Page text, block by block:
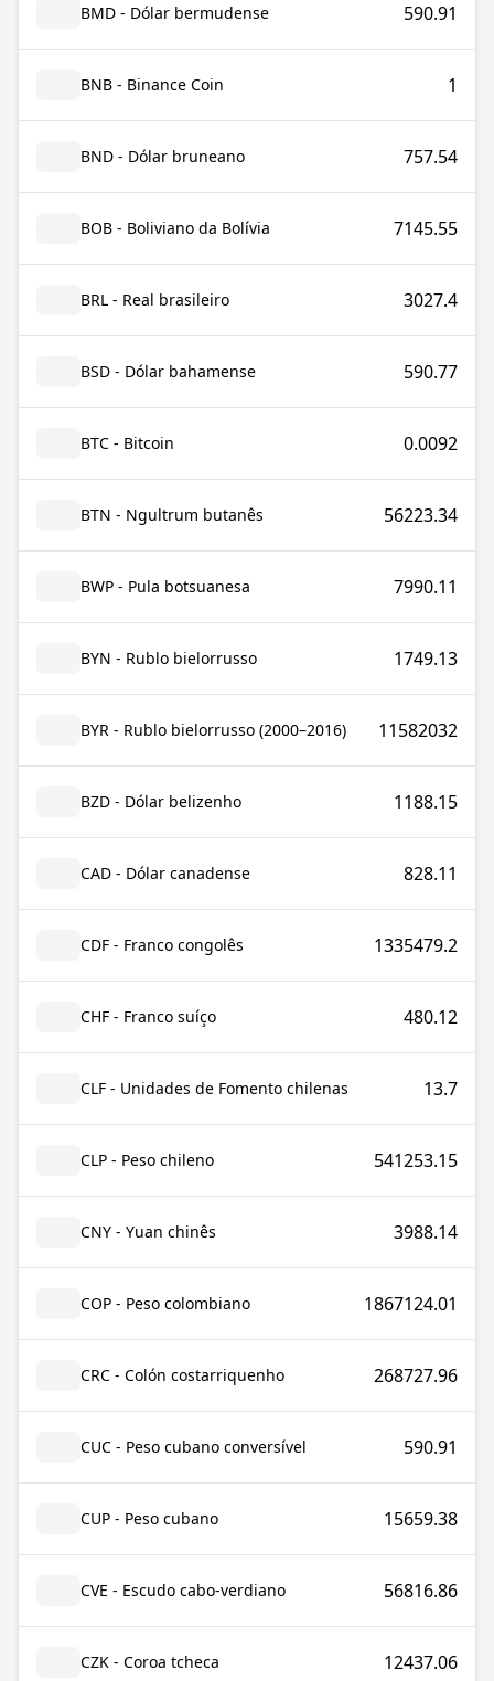
BMD - Dólar bermudense 590.91
BNB - Binance Coin 1
BND - Dólar bruneano 757.54
BOB - Boliviano da Bolívia 7145.55
BRL - Real brasileiro 3027.4
BSD - Dólar bahamense 590.77
BTC - Bitcoin 0.0092
BTN - Ngultrum butanês 56223.34
BWP - Pula botsuanesa 7990.11
BYN - Rublo bielorrusso 1749.13
BYR - Rublo bielorrusso (2000–2016) 11582032
BZD - Dólar belizenho 1188.15
CAD - Dólar canadense 828.11
CDF - Franco congolês 1335479.2
CHF - Franco suíço 480.12
CLF - Unidades de Fomento chilenas 13.7
CLP - Peso chileno 541253.15
CNY - Yuan chinês 3988.14
COP - Peso colombiano 1867124.01
CRC - Colón costarriquenho 268727.96
CUC - Peso cubano conversível 590.91
CUP - Peso cubano 15659.38
CVE - Escudo cabo-verdiano 56816.86
CZK - Coroa tcheca 12437.06